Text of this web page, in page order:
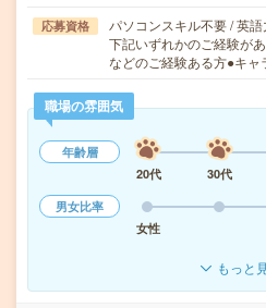
応募資格
パソコンスキル不要 / 英
下記いずれかのご経験が
などのご経験ある方●キ
職場の雰囲気
年齢層
20代
30代
男女比率
女性
もっと